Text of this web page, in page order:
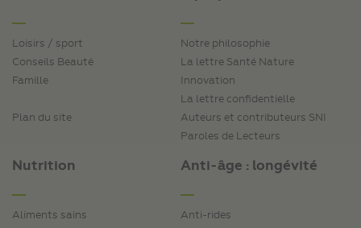
Loisirs / sport
Conseils Beauté
Famille
Plan du site
Notre philosophie
La lettre Santé Nature
Innovation
La lettre confidentielle
Auteurs et contributeurs SNI
Paroles de Lecteurs
Nutrition
Aliments sains
Anti-âge : longévité
Anti-rides